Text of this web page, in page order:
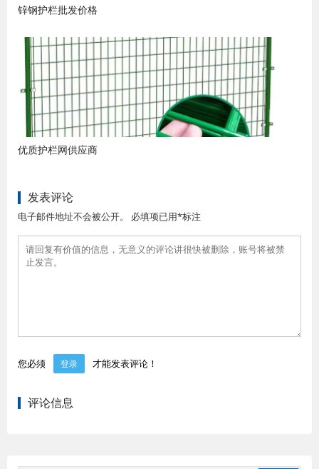
锌钢护栏批发价格
优质护栏网供应商
发表评论
电子邮件地址不会被公开。 必填项已用*标注
您必须 登录 才能发表评论！
评论信息